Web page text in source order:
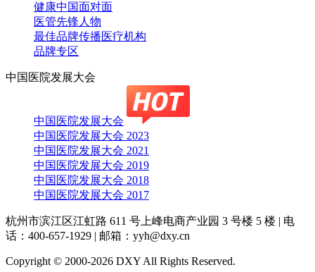
健康中国面对面
医管先锋人物
最佳品牌传播医疗机构
品牌专区
中国医院发展大会
中国医院发展大会
中国医院发展大会 2023
中国医院发展大会 2021
中国医院发展大会 2019
中国医院发展大会 2018
中国医院发展大会 2017
杭州市滨江区江虹路 611 号上峰电商产业园 3 号楼 5 楼 | 电
话：400-657-1929 | 邮箱：yyh@dxy.cn
Copyright © 2000-2026 DXY All Rights Reserved.